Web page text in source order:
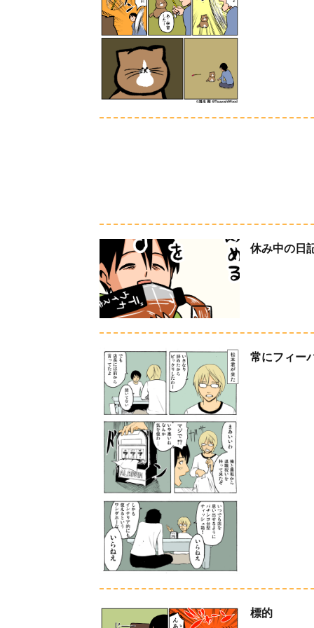
休み中の日
常にフィー
標的